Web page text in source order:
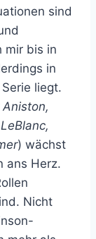
sind
mir bis in
in
liegt.
) wächst
ans Herz.
Nicht